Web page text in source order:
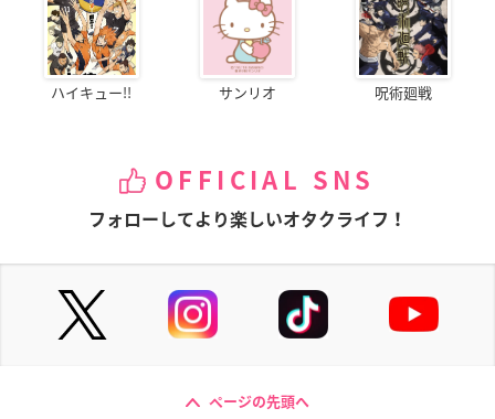
ハイキュー!! サンリオ 呪術廻戦
OFFICIAL SNS
フォローしてより楽しいオタクライフ！
ページの先頭へ